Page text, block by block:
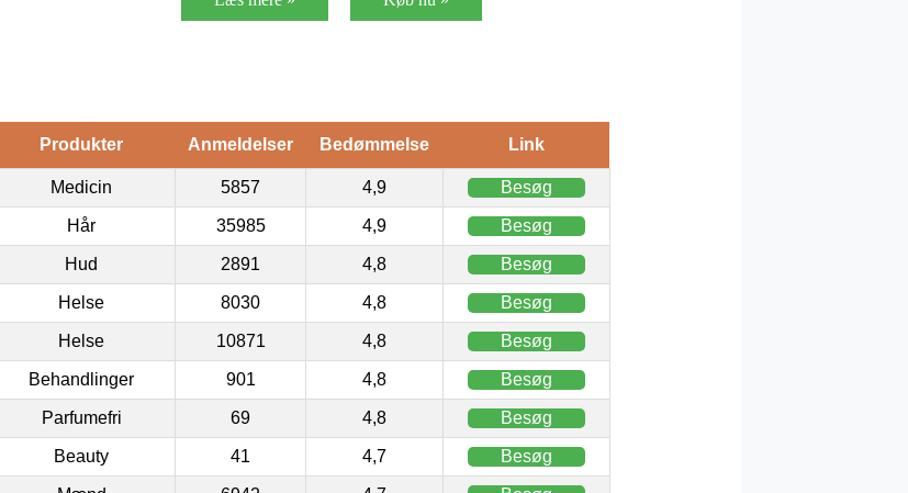
Produkter Anmeldelser Bedømmelse Link
Medicin 5857 4,9 Besøg
Hår 35985 4,9 Besøg
Hud 2891 4,8 Besøg
Helse 8030 4,8 Besøg
Helse 10871 4,8 Besøg
Behandlinger 901 4,8 Besøg
Parfumefri 69 4,8 Besøg
Beauty 41 4,7 Besøg